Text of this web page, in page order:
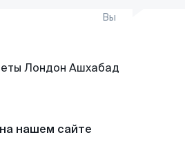
Вы
нашем сайте